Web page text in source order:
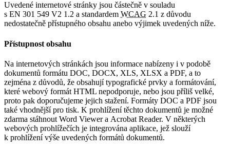
Uvedené internetové stránky jsou částečně v souladu
s EN 301 549 V2 1.2 a standardem WCAG 2.1 z důvodu
nedostatečně přístupného obsahu anebo výjimek uvedených níže.
Přístupnost obsahu
Na internetových stránkách jsou informace nabízeny i v podobě
dokumentů formátu DOC, DOCX, XLS, XLSX a PDF, a to
zejména z důvodů, že obsahují typografické prvky a formátování,
které webový formát HTML nepodporuje, nebo jsou příliš velké,
proto pak doporučujeme jejich stažení. Formáty DOC a PDF jsou
také vhodnější pro tisk. K prohlížení těchto dokumentů je možné
zdarma stáhnout Word Viewer a Acrobat Reader. V některých
webových prohlížečích je integrována aplikace, jež slouží
k prohlížení výše uvedených formátů dokumentů.